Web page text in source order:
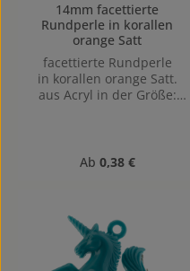
14mm facettierte
Rundperle in korallen
orange Satt
facettierte Rundperle
in korallen orange Satt.
aus Acryl in der Größe:
Regulärer Preis:
Ab 0,38 €